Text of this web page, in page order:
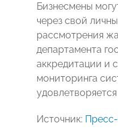
Бизнесмены
через свой
рассмотрения
департамента
аккредитации и
мониторинга
Источник: